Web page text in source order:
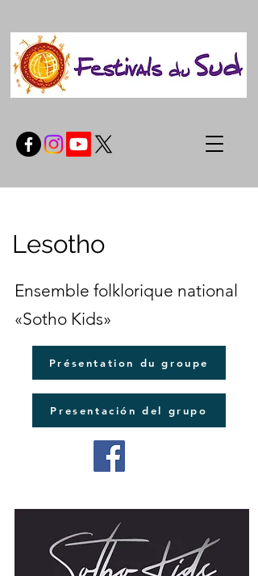
Lesotho
Ensemble folklorique national
«Sotho Kids»
Présentation du groupe
Presentación del grupo